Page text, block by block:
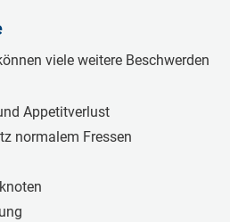
viele weitere Beschwerden
Appetitverlust
normalem Fressen